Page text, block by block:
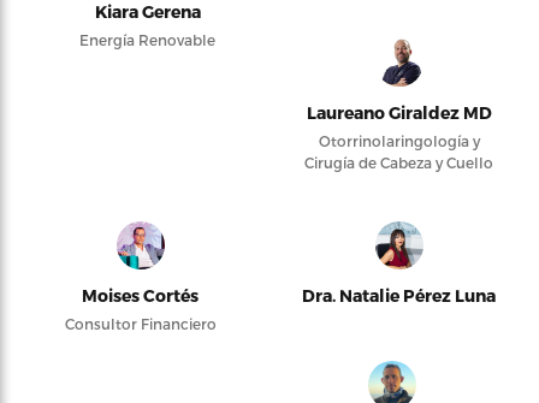
Kiara Gerena
Energía Renovable
Laureano Giraldez MD
Otorrinolaringología y
Cirugía de Cabeza y Cuello
Moises Cortés
Consultor Financiero
Dra. Natalie Pérez Luna